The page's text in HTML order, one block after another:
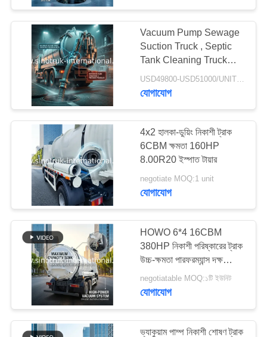
একটি
উদ্ধৃতি
অনুরোধ
সাইট
গোপনীয়তা
কংক্রিট মিক্সার ট্রাক
111
ট্রাক খুচরা যন্ত্রাংশ
17
Vacuum Pump Sewage
Suction Truck , Septic
Tank Cleaning Truck
18CBM LHD 336HP
যোগাযোগ
4x2 হালকা-ডুয়িং নিকাশী ট্রাক
6CBM ক্ষমতা 160HP
8.00R20 ইস্পাত টায়ার
negotiate MOQ:1 unit
যোগাযোগ
HOWO 6*4 16CBM
380HP নিকাশী পরিষ্কারের ট্রাক
উচ্চ-ক্ষমতা পারফরম্যান্স দক্ষ
মাল্টিফাংশনাল পরিষ্কার সমাধান পূরণ
করে
negotiatable MOQ:১টি ইউনিট
যোগাযোগ
ভ্যাকুয়াম পাম্প নিকাশী শোষণ ট্রাক